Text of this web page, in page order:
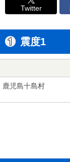
Twitter
震度1
鹿児島十島村